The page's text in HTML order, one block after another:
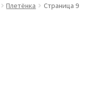
Плетёнка Страница 9